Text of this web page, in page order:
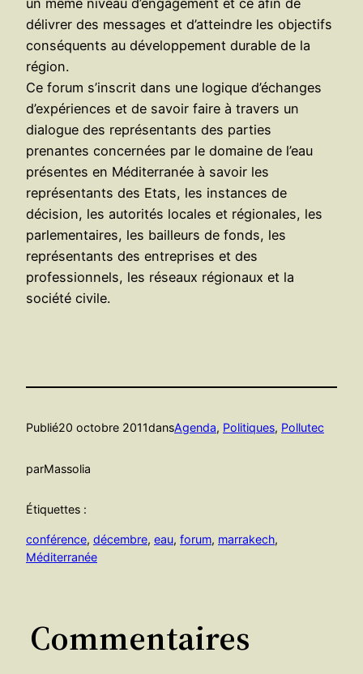
délivrer des messages et d’atteindre les objectifs
conséquents au développement durable de la
région.
Ce forum s’inscrit dans une logique d’échanges
d’expériences et de savoir faire à travers un
dialogue des représentants des parties
prenantes concernées par le domaine de l’eau
présentes en Méditerranée à savoir les
représentants des Etats, les instances de
décision, les autorités locales et régionales, les
parlementaires, les bailleurs de fonds, les
représentants des entreprises et des
professionnels, les réseaux régionaux et la
société civile.
Publié20 octobre 2011dansAgenda, Politiques, Pollutec
parMassolia
Étiquettes :
conférence, décembre, eau, forum, marrakech
Méditerranée
Commentaires